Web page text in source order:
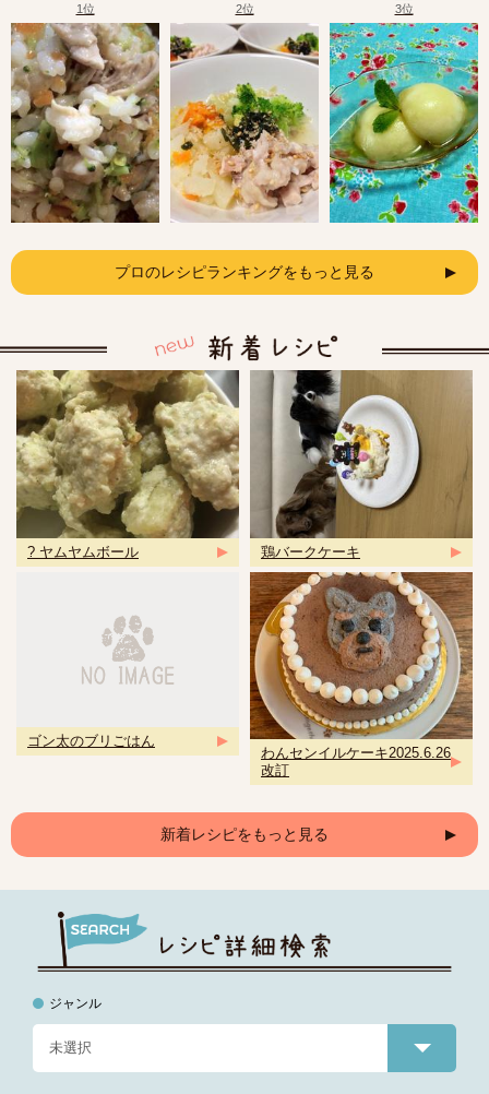
1位 2位 3位
プロのレシピランキングをもっと見る
? ヤムヤムボール 鶏バークケーキ
ゴン太のブリごはん
わんセンイルケーキ2025.6.26
改訂
新着レシピをもっと見る
ジャンル